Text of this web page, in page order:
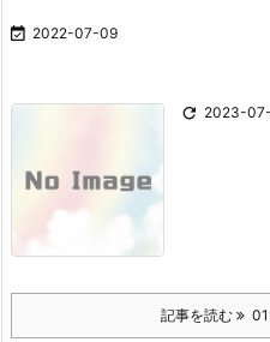
 2022-07-09
 2023-
記事を読む